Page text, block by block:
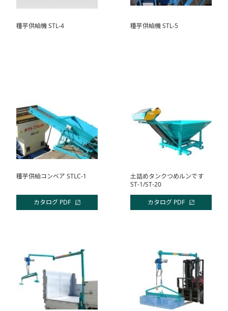
種芋供給機 STL-4 種芋供給機 STL-5
種芋供給コンベア STLC-1
カタログ PDF
土詰めタンクつめルンです
ST-1/ST-20
カタログ PDF